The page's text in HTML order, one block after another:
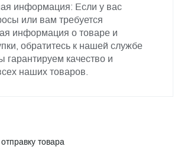
информация: Если у вас
или вам требуется
информация о товаре и
обратитесь к нашей службе
качество и
наших товаров.
товара